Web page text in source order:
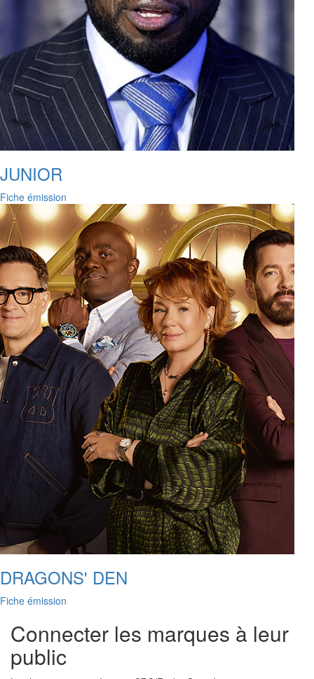
JUNIOR
Fiche émission
DRAGONS' DEN
Fiche émission
Connecter les marques à leur
public